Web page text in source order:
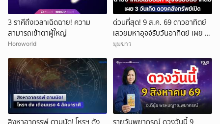
3 ราศีถึงเวลาเฉิดฉาย! ความ
สามารถเข้าตาผู้ใหญ่
Horoworld
ด่วนที่สุด! 9 ส.ค. 69 ดาวอาทิตย์
เสวยมหาอุจจ์รับวันอาทิตย์ เผย 3
วันเกิด ดวงคลังทรัพย์เปิด เงิน
มุมข่าว
สิงหาอาถรรพ์ ตามนัด! โหรฯ ดัง
รายวันพยากรณ์ ดวงวันนี้ 9
ยกเลิก